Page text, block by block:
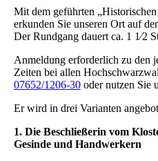
Mit dem geführten
erkunden Sie unseren Ort auf
Der Rundgang dauert ca. 1 1⁄2
Anmeldung erforderlich zu den
Zeiten bei allen
07652/1206-30 oder nutzen Sie
Er wird in drei Varianten
1. Die Beschließerin vom
Gesinde und Handwerkern